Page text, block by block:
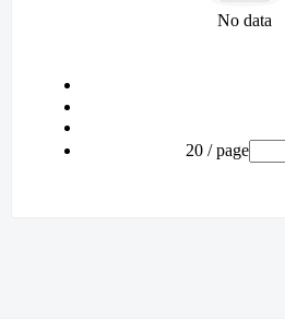
No data
20 / page